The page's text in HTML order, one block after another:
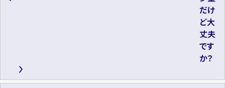
だけ
ど大
丈夫
です
か？